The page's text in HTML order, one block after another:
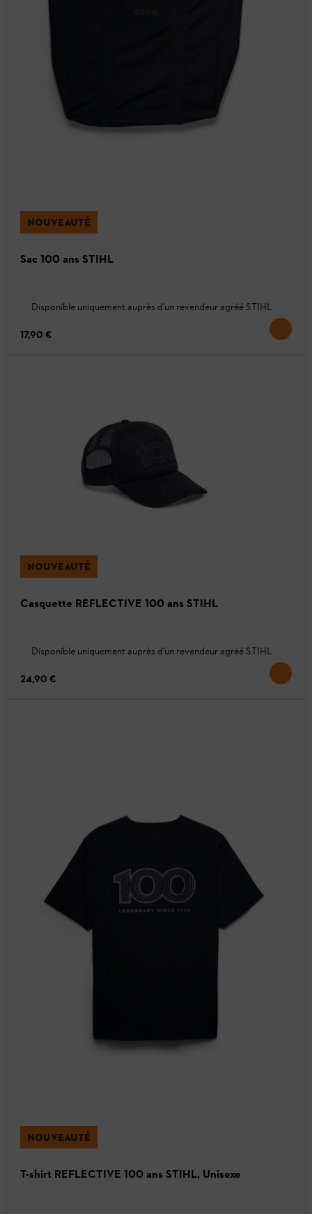
NOUVEAUTÉ
Sac 100 ans STIHL
Disponible uniquement auprès d'un revendeur agréé STIHL
17,90 €
NOUVEAUTÉ
Casquette REFLECTIVE 100 ans STIHL
Disponible uniquement auprès d'un revendeur agréé STIHL
24,90 €
NOUVEAUTÉ
T-shirt REFLECTIVE 100 ans STIHL, Unisexe